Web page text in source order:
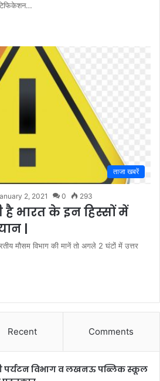
ताजा खबरें
2, 2021 0 293
है भारत के इन हिस्सों में
|
मौसम विभाग की मानें तो अगले 2 घंटों में उत्तर
Recent Comments
पर्यटन विभाग व लखनऊ पब्लिक स्कूल